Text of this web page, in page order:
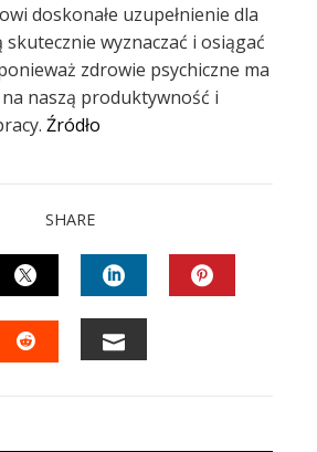
doskonałe uzupełnienie dla
wyznaczać i osiągać
zdrowie psychiczne ma
naszą produktywność i
Źródło
SHARE
TWITTERLINKEDIN